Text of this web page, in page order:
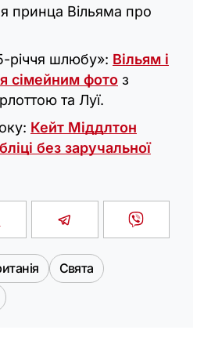
принца Вільяма про
річчя шлюбу»: Вільям і
сімейним фото з
та Луї.
Кейт Міддлтон
без заручальної
Свята